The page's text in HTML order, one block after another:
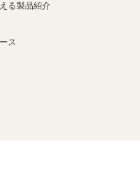
る製品紹介
ス